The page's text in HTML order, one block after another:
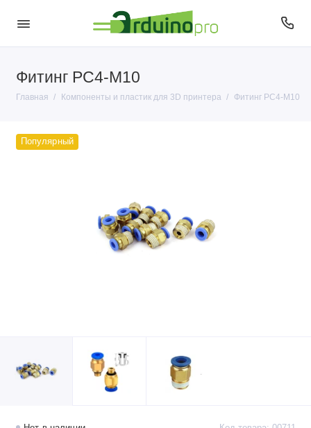
Фитинг PC4-M10
Главная Компоненты и пластик для 3D принтера Фитинг PC4-M10
Популярный